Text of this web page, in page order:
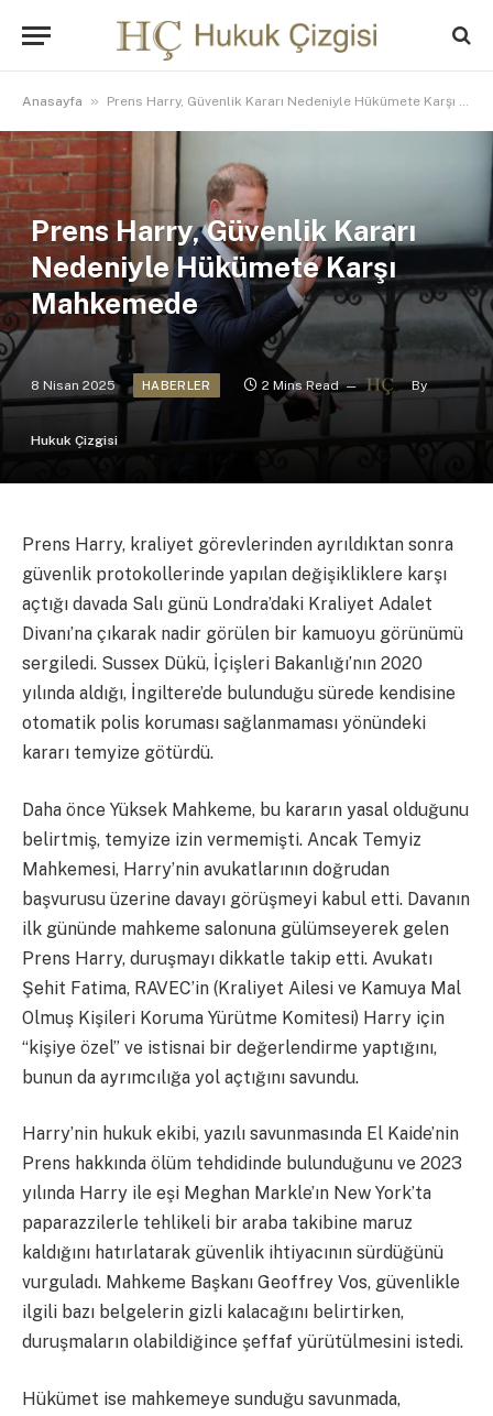
Anasayfa » Prens Harry, Güvenlik Kararı Nedeniyle Hükümete Karşı Mahkemede
Prens Harry, Güvenlik Kararı
Nedeniyle Hükümete Karşı
Mahkemede
8 Nisan 2025 HABERLER 2 Mins Read By
Hukuk Çizgisi
Prens Harry, kraliyet görevlerinden ayrıldıktan sonra
güvenlik protokollerinde yapılan değişikliklere karşı
açtığı davada Salı günü Londra’daki Kraliyet Adalet
Divanı’na çıkarak nadir görülen bir kamuoyu görünümü
sergiledi. Sussex Dükü, İçişleri Bakanlığı’nın 2020
yılında aldığı, İngiltere’de bulunduğu sürede kendisine
otomatik polis koruması sağlanmaması yönündeki
kararı temyize götürdü.
Daha önce Yüksek Mahkeme, bu kararın yasal olduğunu
belirtmiş, temyize izin vermemişti. Ancak Temyiz
Mahkemesi, Harry’nin avukatlarının doğrudan
başvurusu üzerine davayı görüşmeyi kabul etti. Davanın
ilk gününde mahkeme salonuna gülümseyerek gelen
Prens Harry, duruşmayı dikkatle takip etti. Avukatı
Şehit Fatima, RAVEC’in (Kraliyet Ailesi ve Kamuya Mal
Olmuş Kişileri Koruma Yürütme Komitesi) Harry için
“kişiye özel” ve istisnai bir değerlendirme yaptığını,
bunun da ayrımcılığa yol açtığını savundu.
Harry’nin hukuk ekibi, yazılı savunmasında El Kaide’nin
Prens hakkında ölüm tehdidinde bulunduğunu ve 2023
yılında Harry ile eşi Meghan Markle’ın New York’ta
paparazzilerle tehlikeli bir araba takibine maruz
kaldığını hatırlatarak güvenlik ihtiyacının sürdüğünü
vurguladı. Mahkeme Başkanı Geoffrey Vos, güvenlikle
ilgili bazı belgelerin gizli kalacağını belirtirken,
duruşmaların olabildiğince şeffaf yürütülmesini istedi.
Hükümet ise mahkemeye sunduğu savunmada,